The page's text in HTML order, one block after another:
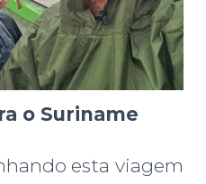
o Suriname
esta viagem